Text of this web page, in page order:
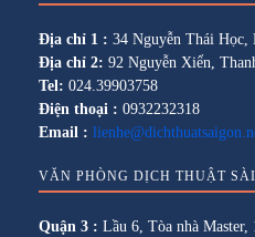
Địa chỉ 1 : 34 Nguyễn Thái
Địa chỉ 2: 92 Nguyễn Xiển,
Tel: 024.39903758
Điện thoại : 0932232318
Email :
VĂN PHÒNG DỊCH THUẬT
Quận 3 : Lầu 6, Tòa nhà